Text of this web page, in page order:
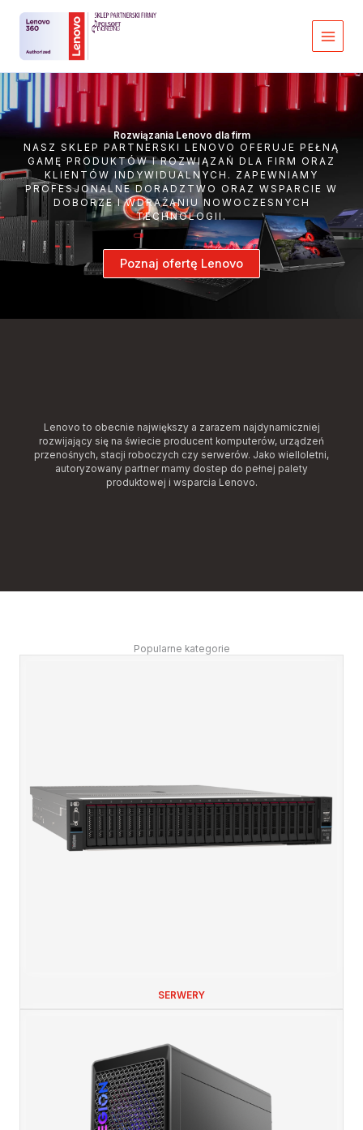
Rozwiązania Lenovo dla firm
NASZ SKLEP PARTNERSKI LENOVO OFERUJE PEŁNĄ
GAMĘ PRODUKTÓW I ROZWIĄZAŃ DLA FIRM ORAZ
KLIENTÓW INDYWIDUALNYCH. ZAPEWNIAMY
PROFESJONALNE DORADZTWO ORAZ WSPARCIE W
DOBORZE I WDRAŻANIU NOWOCZESNYCH
TECHNOLOGII.
Poznaj ofertę Lenovo
Lenovo to obecnie największy a zarazem najdynamiczniej
rozwijający się na świecie producent komputerów, urządzeń
przenośnych, stacji roboczych czy serwerów. Jako wielloletni,
autoryzowany partner mamy dostep do pełnej palety
produktowej i wsparcia Lenovo.
Popularne kategorie
SERWERY